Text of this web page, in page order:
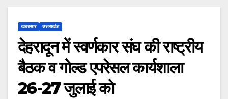
खबरसार उत्तराखंड
देहरादून में स्वर्णकार संघ की राष्ट्रीय
बैठक व गोल्ड एपरेसल कार्यशाला
26-27 जुलाई को